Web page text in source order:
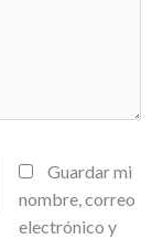
Guardar mi
nombre, correo
electrónico y